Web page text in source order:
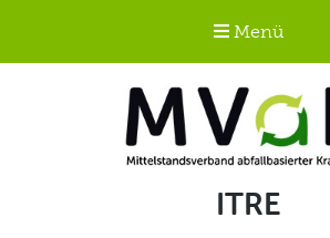
Menü
ITRE